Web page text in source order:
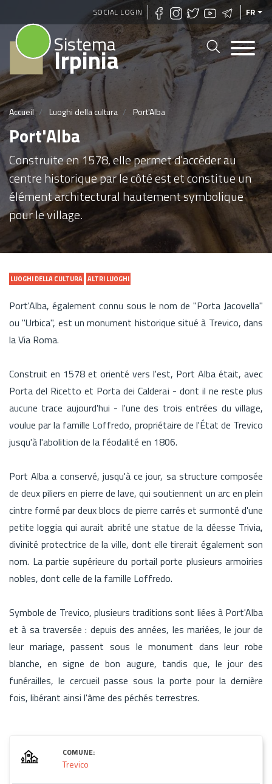
Aller
au
contenu
principal
SOCIAL LOGIN FR
Sistema
Irpinia
Accueil Luoghi della cultura Port'Alba
Port'Alba
Construite en 1578, elle permet d'accéder au
centre historique par le côté est et constitue un
élément architectural hautement symbolique
pour le village.
LUOGHI DELLA CULTURA ALTRI LUOGHI
Port'Alba, également connu sous le nom de "Porta Jacovella"
ou "Urbica", est un monument historique situé à Trevico, dans
la Via Roma.
Construit en 1578 et orienté vers l'est, Port Alba était, avec
Porta del Ricetto et Porta dei Calderai - dont il ne reste plus
aucune trace aujourd'hui - l'une des trois entrées du village,
voulue par la famille Loffredo, propriétaire de l'État de Trevico
jusqu'à l'abolition de la féodalité en 1806.
Port Alba a conservé, jusqu'à ce jour, sa structure composée
de deux piliers en pierre de lave, qui soutiennent un arc en plein
cintre formé par deux blocs de pierre carrés et surmonté d'une
petite loggia qui aurait abrité une statue de la déesse Trivia,
divinité protectrice de la ville, dont elle tirerait également son
nom. La partie supérieure du portail porte plusieurs armoiries
nobles, dont celle de la famille Loffredo.
Symbole de Trevico, plusieurs traditions sont liées à Port'Alba
et à sa traversée : depuis des années, les mariées, le jour de
leur mariage, passent sous le monument dans leur robe
blanche, en signe de bon augure, tandis que, le jour des
funérailles, le cercueil passe sous la porte pour la dernière
fois, libérant ainsi l'âme des péchés terrestres.
COMUNE:
Trevico